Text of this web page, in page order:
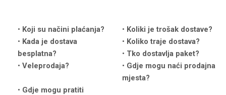
Koji su načini plaćanja?
Koliki je trošak dostave?
Kada je dostava
besplatna?
Koliko traje dostava?
Tko dostavlja paket?
Veleprodaja?
Gdje mogu naći prodajna
mjesta?
Gdje mogu pratiti
Love motivi I Need Some Space